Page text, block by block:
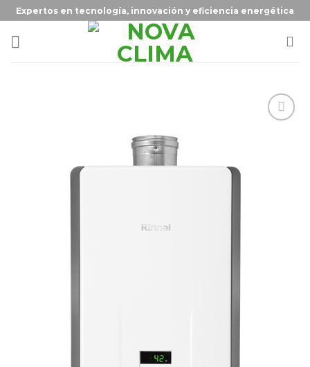
Expertos en tecnología, innovación y eficiencia energética